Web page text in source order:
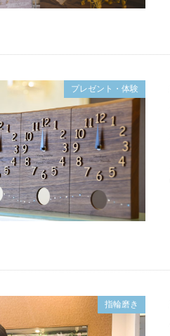
プレゼント・体験
指輪磨き